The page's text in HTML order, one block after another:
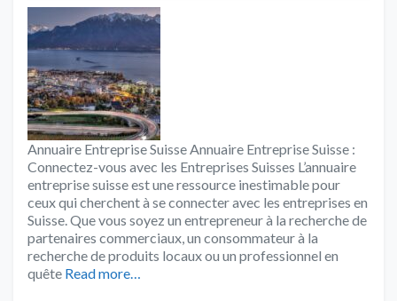
Annuaire Entreprise Suisse Annuaire Entreprise Suisse :
Connectez-vous avec les Entreprises Suisses L’annuaire
entreprise suisse est une ressource inestimable pour
ceux qui cherchent à se connecter avec les entreprises en
Suisse. Que vous soyez un entrepreneur à la recherche de
partenaires commerciaux, un consommateur à la
recherche de produits locaux ou un professionnel en
quête Read more…